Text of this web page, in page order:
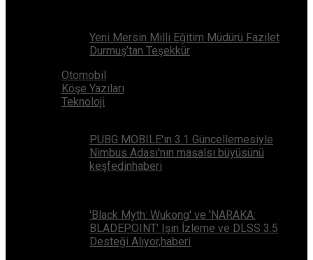
Yeni Mersin Milli Eğitim Müdürü Fazilet
Durmuş’tan Teşekkür
Otomobil
Köşe Yazıları
Teknoloji
PUBG MOBILE'ın 3.1 Güncellemesiyle
Nimbus Adası'nın masalsı büyüsünü
keşfedinhaberi
'Black Myth: Wukong' ve 'NARAKA:
BLADEPOINT' Işın İzleme ve DLSS 3.5
Desteği Alıyor,haberi